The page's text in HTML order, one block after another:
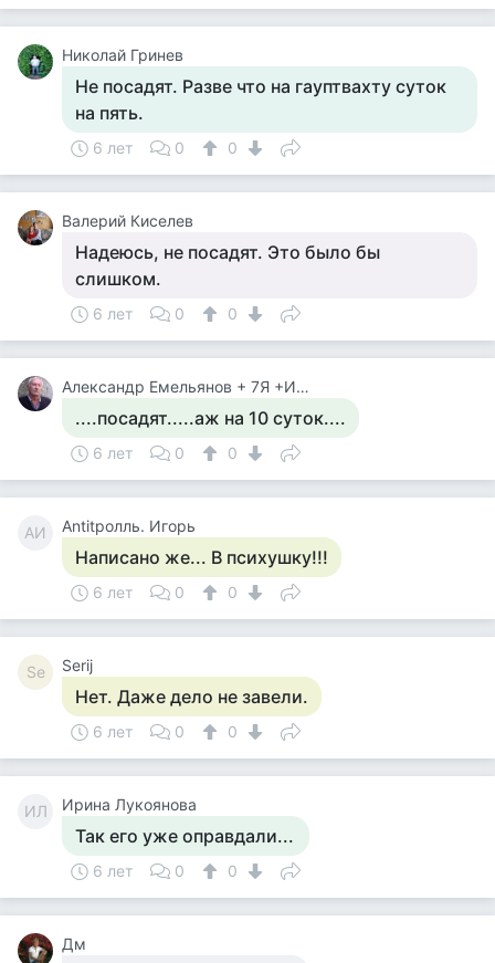
Николай Гринев
Не посадят. Разве что на гауптвахту суток
на пять.
6 лет 0 0
Валерий Киселев
Надеюсь, не посадят. Это было бы
слишком.
6 лет 0 0
Александр Емельянов + 7Я +Инструктор Туризма
....посадят.....аж на 10 суток....
6 лет 0 0
AИ Antitролль. Игорь
Написано же... В психушку!!!
6 лет 0 0
Se Serij
Нет. Даже дело не завели.
6 лет 0 0
ИЛ Ирина Лукоянова
Так его уже оправдали...
6 лет 0 0
Дм